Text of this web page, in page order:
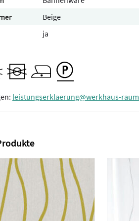
Beige
ja
leistungserklaerung@werkhaus-